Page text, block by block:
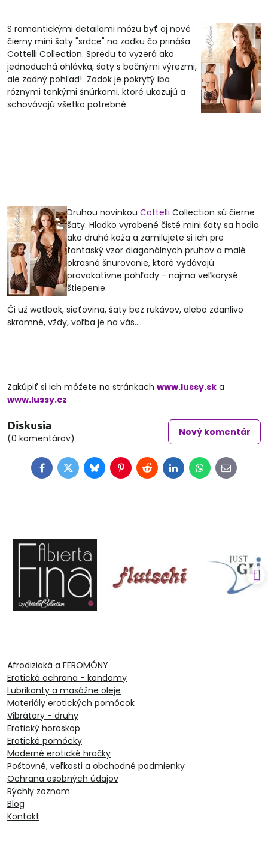
S romantickými detailami môžu byť aj nové
čierny mini šaty "srdce" na zadku čo prináša
Cottelli Collection. Spredu to vyzerá ako
jednoduchá ohlávka, šaty s bočnými výrezmi,
ale zadný pohľad! Zadok je pokrytý iba
rôznymi tenkými šnúrkami, ktoré ukazujú a
schovávajú všetko potrebné.
Druhou novinkou Cottelli Collection sú čierne
šaty. Hladko vyrobené čisté mini šaty sa hodia
ako druhá koža a zamilujete si ich pre
fantaský vzor diagonálnych pruhov a malé
okrasné šnurovanie, ktoré vydávajú
provokatívne pohľady - najmä veľkorysé
štiepenie.
Či už wetlook, sieťovina, šaty bez rukávov, alebo zdanlivo
skromné, vždy, voľba je na vás....
Zakúpiť si ich môžete na stránkach www.lussy.sk a
www.lussy.cz
Diskusia
(0 komentárov)
Nový komentár
FacebookTwitterBlueskyPinterestRedditLinkedInWhatsApp
E-
mail
Afrodiziaká a FEROMÓNY
Erotická ochrana - kondomy
Lubrikanty a masážne oleje
Materiály erotických pomôcok
Vibrátory - druhy
Erotický horoskop
Erotické pomôcky
Moderné erotické hračky
Poštovné, veľkosti a obchodné podmienky
Ochrana osobných údajov
Rýchly zoznam
Blog
Kontakt